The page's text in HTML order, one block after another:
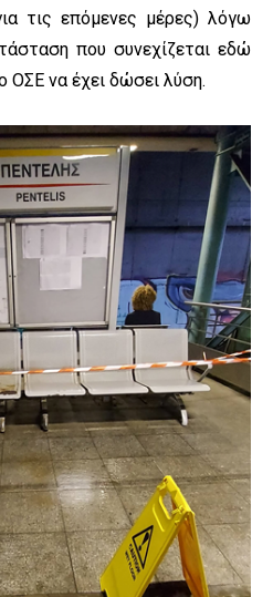
τις επόμενες μέρες) λόγω
που συνεχίζεται εδώ
ΟΣΕ να έχει δώσει λύση.